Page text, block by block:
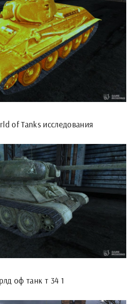
of Tanks исследования
оф танк т 34 1